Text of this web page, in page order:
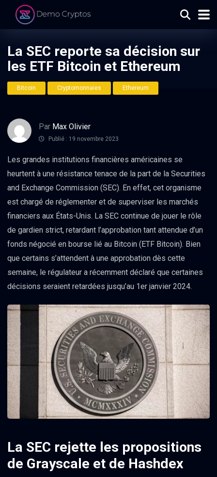
La SEC reporte sa décision sur
les ETF Bitcoin et Ethereum
Bitcoin Cryptomonnaies Ethereum
Par Max Olivier
Publié : 19 novembre 2023
Les grandes institutions financières américaines se
heurtent à une résistance tenace de la part de la Securities
and Exchange Commission (SEC). En effet, cet organisme
est chargé de réglementer et de superviser les marchés
financiers aux États-Unis. La SEC continue de jouer le rôle
de gardien strict, retardant l’approbation tant attendue d’un
fonds négocié en bourse lié au Bitcoin (ETF Bitcoin). Bien
que certains s’attendent à une approbation dès cette
semaine, le régulateur a récemment déclaré que certaines
décisions seraient retardées jusqu’au 1er janvier 2024.
La SEC rejette les propositions
de Grayscale et de Hashdex